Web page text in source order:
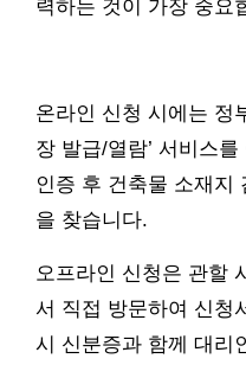
력하는 것이 가장 중요
온라인 신청 시에는 정
장 발급/열람’ 서비스
인증 후 건축물 소재지
을 찾습니다.
오프라인 신청은 관할
서 직접 방문하여 신청
시 신분증과 함께 대리